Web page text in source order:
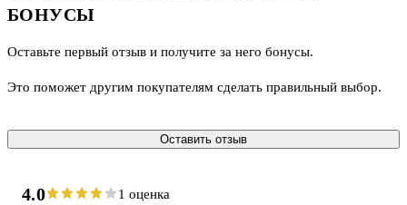
БОНУСЫ
Оставьте первый отзыв и получите за него бонусы.
Это поможет другим покупателям сделать правильный выбор.
Оставить отзыв
4.0 1 оценка